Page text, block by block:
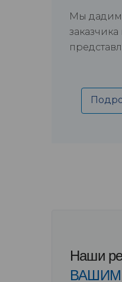
Мы дадим
Наши